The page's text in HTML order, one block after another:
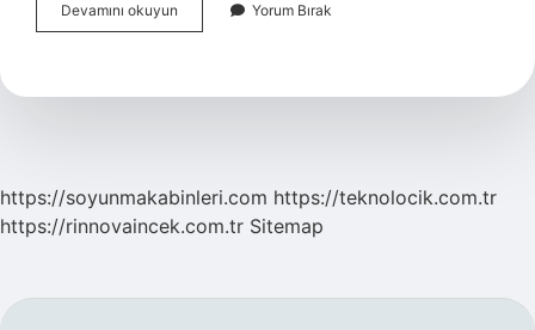
Devamını okuyun
Damarı
Yorum Bırak
https://soyunmakabinleri.com https://teknolocik.com.tr
https://rinnovaincek.com.tr Sitemap